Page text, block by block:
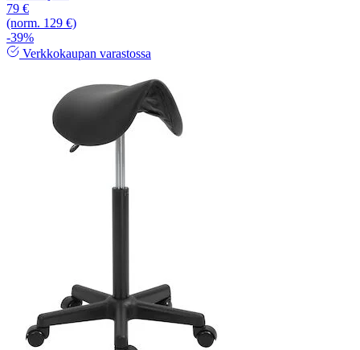
79 €
(norm. 129 €)
-39%
Verkkokaupan varastossa